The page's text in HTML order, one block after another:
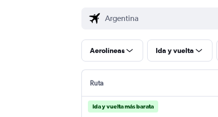
Aerolíneas Ida y vuelta
Ruta
Ida y vuelta más barata